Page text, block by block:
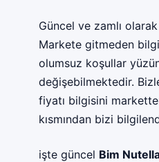
Güncel ve zamlı
Markete gitmeden
olumsuz koşullar
değişebilmektedir.
fiyatı bilgisini
kısmından bizi
işte güncel Bim